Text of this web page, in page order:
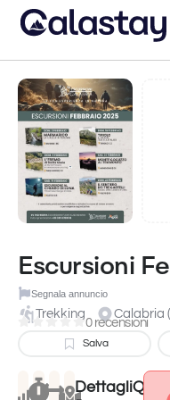
Escursioni
Segnala annuncio
Trekking Calabria
0 recensioni
Salva
Dettagli